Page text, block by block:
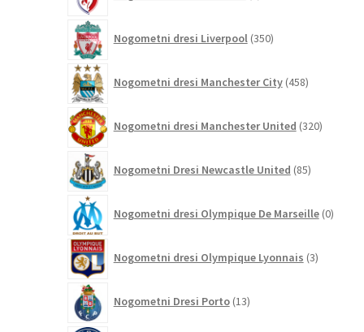
Nogometni dresi Liverpool 350izdelkov
Nogometni dresi Manchester City 458izdelkov
Nogometni dresi Manchester United 320izdelkov
Nogometni Dresi Newcastle United 85izdelkov
Nogometni dresi Olympique De Marseille 0
Nogometni dresi Olympique Lyonnais 3izdelki
Nogometni Dresi Porto 13izdelkov